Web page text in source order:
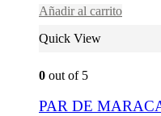
Añadir al carrito
Quick View
0 out of 5
PAR DE